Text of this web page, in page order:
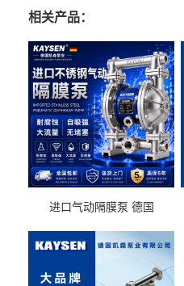
相关产品：
进口气动隔膜泵 德国
送气动泵